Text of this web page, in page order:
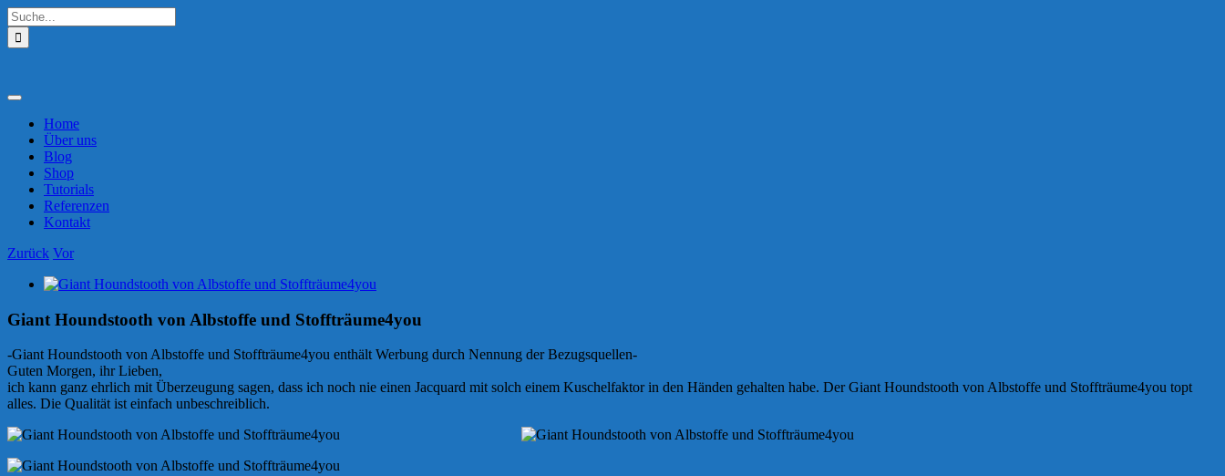
Zum
Inhalt
springen
Suche
nach:
Toggle
NavigationHome
Über uns
Blog
Shop
Tutorials
Referenzen
Kontakt
Zurück Vor
Zeige
Bild
Giant Houndstooth von Albstoffe und Stoffträume4you
-Giant Houndstooth von Albstoffe und Stoffträume4you enthält Werbung durch Nennung der Bezugsquellen-
Guten Morgen, ihr Lieben,
ich kann ganz ehrlich mit Überzeugung sagen, dass ich noch nie einen Jacquard mit solch einem Kuschelfaktor in den Händen gehalten habe. Der Giant Houndstooth von Albstoffe und Stoffträume4you topt
alles. Die Qualität ist einfach unbeschreiblich.